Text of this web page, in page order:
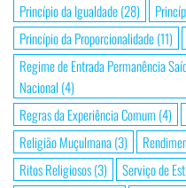
Princípio da Igualdade(28)
Princípio da Proporcionalidade(11)
Regime de Entrada Permanência
Nacional (4)
Regras da Experiência Comum (4)
Religião Muçulmana (3)
Ritos Religiosos(3) Serviço de